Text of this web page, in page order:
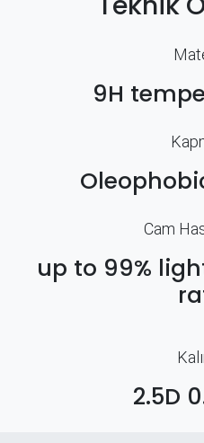
9H
Cam
up to 99%
2.5D